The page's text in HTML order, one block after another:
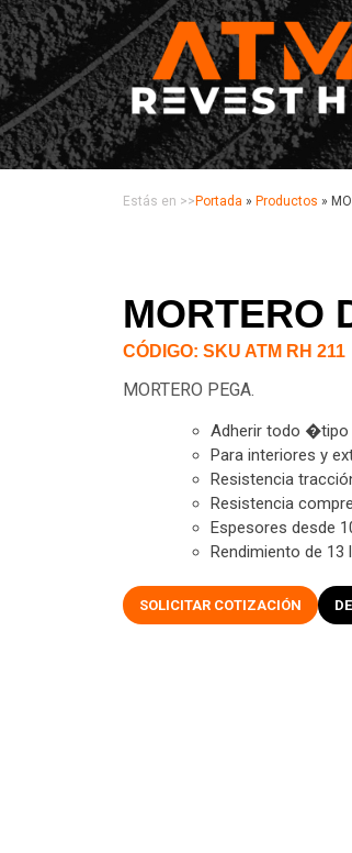
Estás en >> Portada » Productos »
MORTERO
CÓDIGO: SKU ATM RH 211
MORTERO PEGA.
Adherir todo �tipo
Para interiores y
Resistencia
Resistencia
Espesores desde
Rendimiento de
SOLICITAR COTIZACIÓN